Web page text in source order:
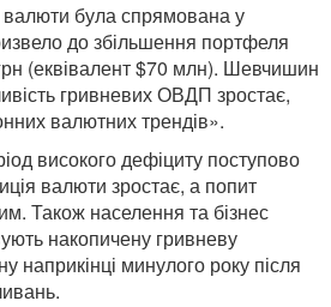
валюти була спрямована у
до збільшення портфеля
(еквівалент $70 млн). Шевчишин
гривневих ОВДП зростає,
валютних трендів».
високого дефіциту поступово
валюти зростає, а попит
Також населення та бізнес
накопичену гривневу
наприкінці минулого року після